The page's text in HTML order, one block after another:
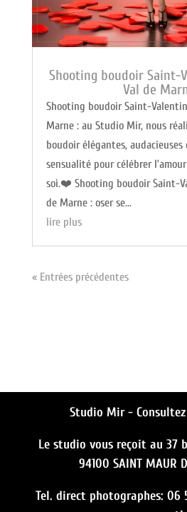
Shooting boudoir Saint-
Val de
Shooting boudoir Saint-
Marne : au Studio Mir, nous
boudoir élégantes,
sensualité pour célébrer
soi.❤️ Shooting boudoir Saint-
de Marne : oser se...
lire plus
« Entrées précédentes
Studio Mir -
Le studio vous reçoit au 37
94100 SAINT MAUR
Tel. direct photographes: 06